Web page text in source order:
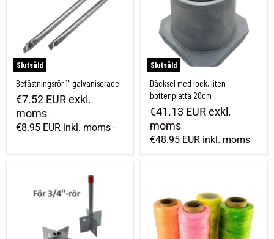
Slutsåld
Befästningsrör 1" galvaniserade
€7.52 EURexkl.
moms
€8.95 EUR inkl. moms -
Slutsåld
Däcksel med lock, liten
bottenplatta 20cm
€41.13 EURexkl.
moms
€48.95 EUR inkl. moms
Stödvingar för 3/4 tum rör